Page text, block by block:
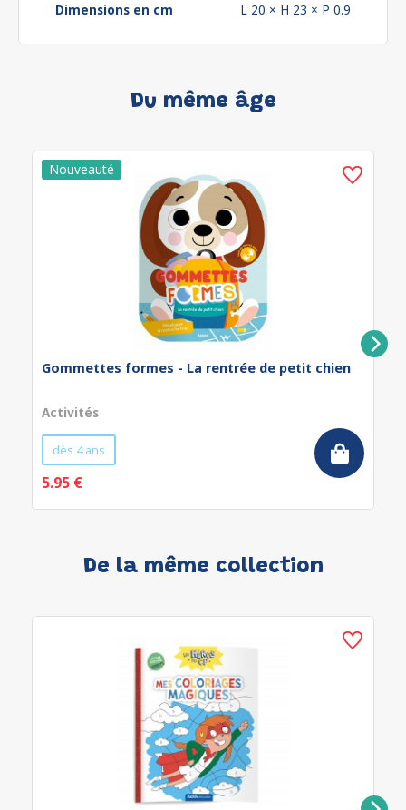
Dimensions en cm
L 20 × H 23 × P 0.9
Du même âge
Gommettes formes - La rentrée de petit chien
Activités
dès 4 ans
5.95 €
De la même collection